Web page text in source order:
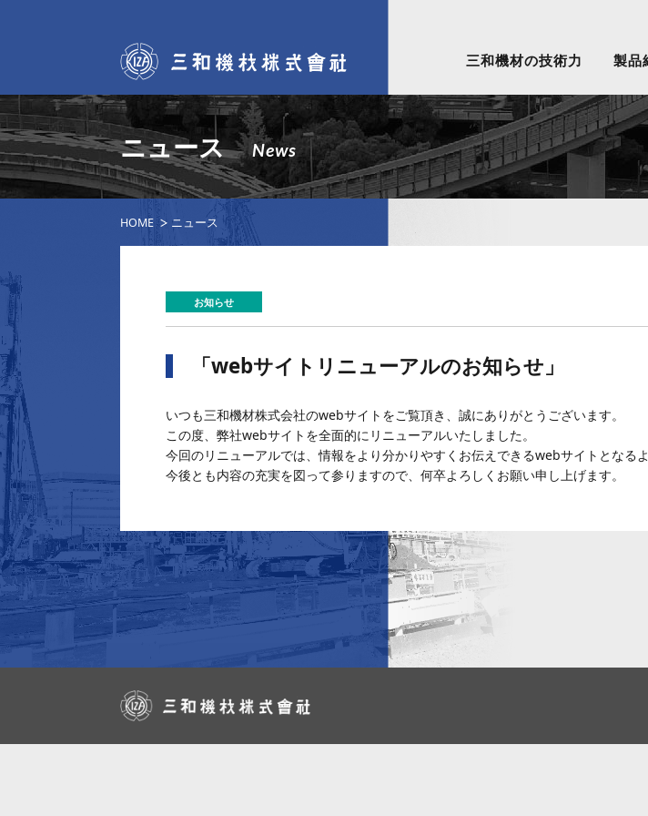
三和機材の技術力 製品
ニュース News
HOME ニュース
お知らせ
「webサイトリニューアルのお知らせ」
いつも三和機材株式会社のwebサイトをご覧頂き、誠にありがとうございます。
この度、弊社webサイトを全面的にリニューアルいたしました。
今回のリニューアルでは、情報をより分かりやすくお伝えできるwebサイトとなる
今後とも内容の充実を図って参りますので、何卒よろしくお願い申し上げます。